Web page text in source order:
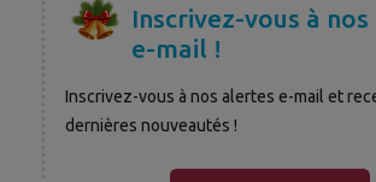
Inscrivez-vous à
e-mail !
Inscrivez-vous à nos alertes e-mail et
dernières nouveautés !